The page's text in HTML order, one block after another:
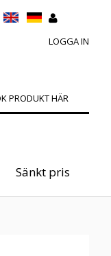
LOGGA IN
Sänkt pris